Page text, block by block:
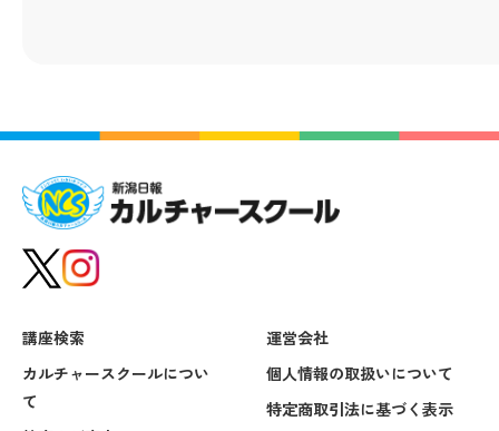
講座検索
カルチャースクールについ
て
運営会社
個人情報の取扱いについて
特定商取引法に基づく表示